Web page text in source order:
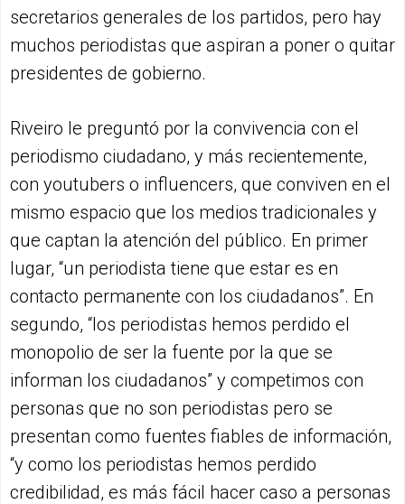
secretarios generales de los partidos, pero hay
muchos periodistas que aspiran a poner o quitar
presidentes de gobierno.
Riveiro le preguntó por la convivencia con el
periodismo ciudadano, y más recientemente,
con youtubers o influencers, que conviven en el
mismo espacio que los medios tradicionales y
que captan la atención del público. En primer
lugar, “un periodista tiene que estar es en
contacto permanente con los ciudadanos”. En
segundo, “los periodistas hemos perdido el
monopolio de ser la fuente por la que se
informan los ciudadanos” y competimos con
personas que no son periodistas pero se
presentan como fuentes fiables de información,
“y como los periodistas hemos perdido
credibilidad, es más fácil hacer caso a personas